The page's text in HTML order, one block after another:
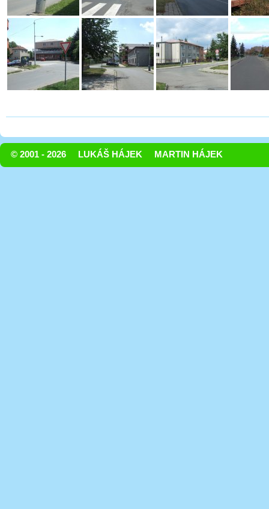
© 2001 - 2026 LUKÁŠ HÁJEK MARTIN HÁJEK